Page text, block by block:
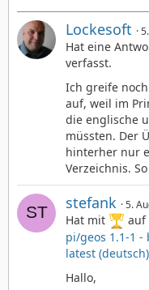
Lockesoft
Hat eine
verfasst.
Ich greife
auf, weil im
die englische
müssten. Der
hinterher nur
Verzeichnis.
stefank 5.
Hat mit auf
pi/geos 1.1-1 -
latest
Hallo,